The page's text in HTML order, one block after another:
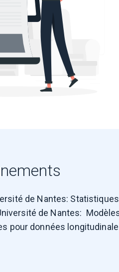
de Nantes:
de Nantes:
pour données